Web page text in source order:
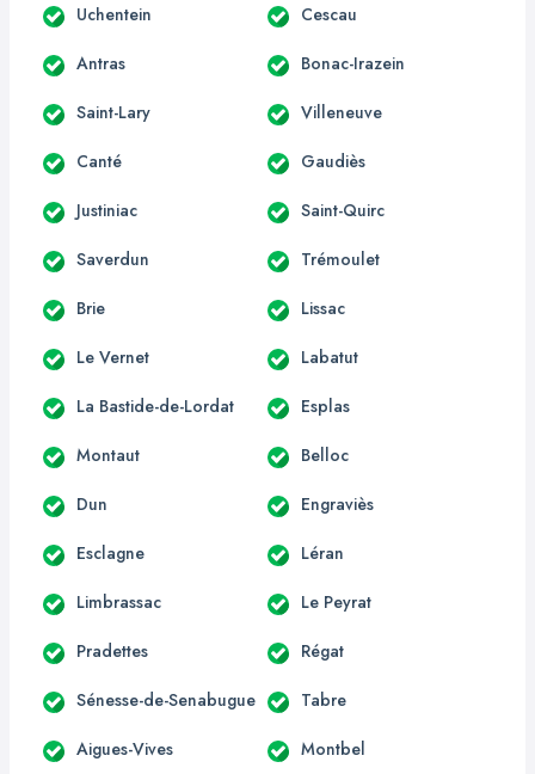
Uchentein Cescau
Antras Bonac-Irazein
Saint-Lary Villeneuve
Canté Gaudiès
Justiniac Saint-Quirc
Saverdun Trémoulet
Brie Lissac
Le Vernet Labatut
La Bastide-de-Lordat Esplas
Montaut Belloc
Dun Engraviès
Esclagne Léran
Limbrassac Le Peyrat
Pradettes Régat
Sénesse-de-Senabugue Tabre
Aigues-Vives Montbel